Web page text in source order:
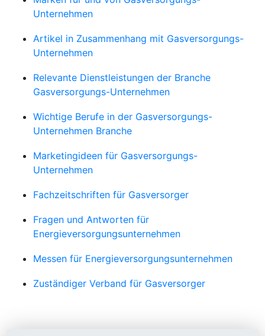
Unternehmen
Artikel in Zusammenhang mit Gasversorgungs-
Unternehmen
Relevante Dienstleistungen der Branche
Gasversorgungs-Unternehmen
Wichtige Berufe in der Gasversorgungs-
Unternehmen Branche
Marketingideen für Gasversorgungs-
Unternehmen
Fachzeitschriften für Gasversorger
Fragen und Antworten für
Energieversorgungsunternehmen
Messen für Energieversorgungsunternehmen
Zuständiger Verband für Gasversorger